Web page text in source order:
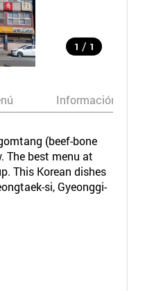
1 / 1
Información
(beef-bone
The best menu at
This Korean dishes
si, Gyeonggi-